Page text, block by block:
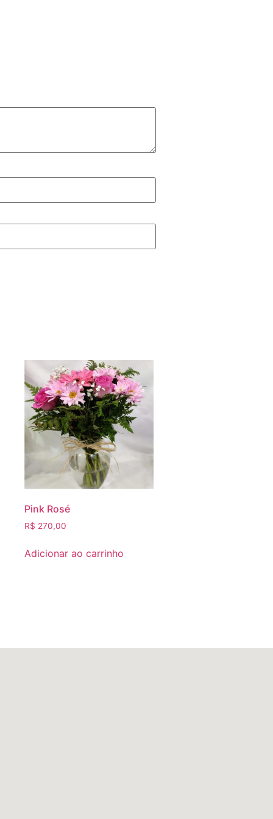
Pink Rosé
R$ 270,00
Adicionar ao carrinho